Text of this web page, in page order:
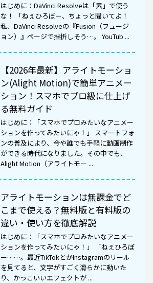
はじめに：DaVinci Resolveは「素」で使う
な！ 「ねぇひろぼー、ちょっと聞いてよ！
私、DaVinci Resolveの『Fusion（フュージ
ョン）』ページで挫折しそう…。 YouTub ...
【2026年最新】アライトモーショ
ン(Alight Motion)で簡単アニメー
ション！スマホでプロ級に仕上げ
る無料ガイド
はじめに：「スマホでプロみたいなアニメー
ションを作ってみたいにゃ！」 スマートフォ
ンの普及により、今や誰でも手軽に動画制作
ができる時代になりました。その中でも、
Alight Motion（アライトモー ...
アライトモーションは無課金でど
こまで使える？無料版と有料版の
違い・使い方を徹底解説
はじめに：「スマホでプロみたいなアニメー
ションを作ってみたいにゃ！」 「ねぇひろぼ
ー……。最近TikTokとかInstagramのリール
を見てると、文字がすごく滑らかに動いた
り、かっこいいエフェクトが ...